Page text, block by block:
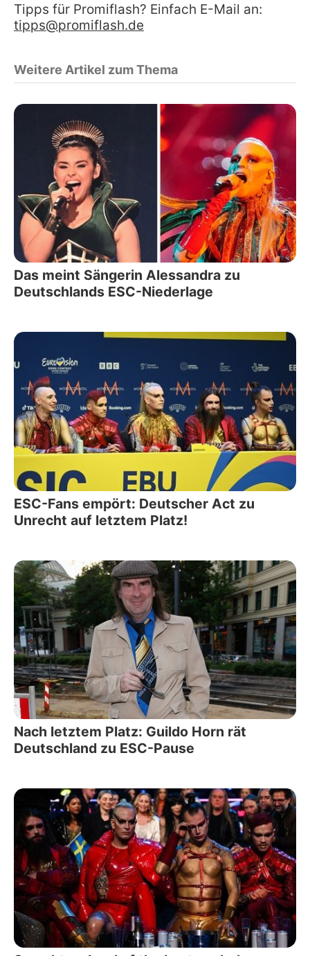
Tipps für Promiflash? Einfach E-Mail an:
tipps@promiflash.de
Weitere Artikel zum Thema
Das meint Sängerin Alessandra zu
Deutschlands ESC-Niederlage
ESC-Fans empört: Deutscher Act zu
Unrecht auf letztem Platz!
Nach letztem Platz: Guildo Horn rät
Deutschland zu ESC-Pause